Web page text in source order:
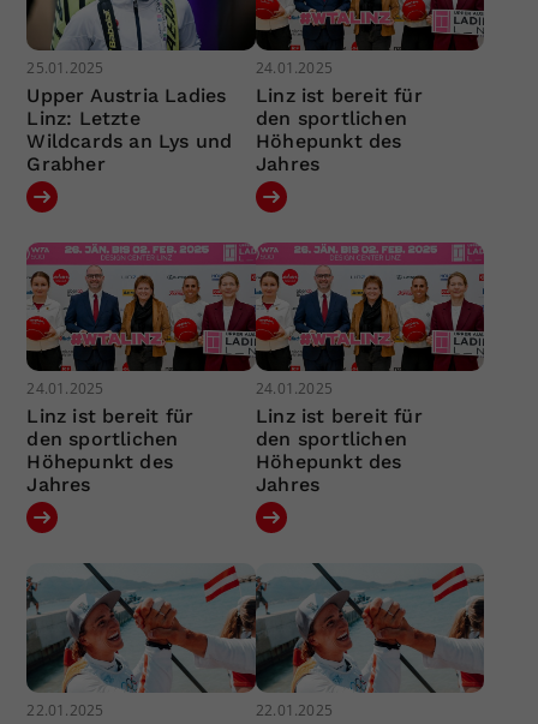
25.01.2025
Upper Austria Ladies
Linz: Letzte
Wildcards an Lys und
Grabher
24.01.2025
Linz ist bereit für
den sportlichen
Höhepunkt des
Jahres
24.01.2025
Linz ist bereit für
den sportlichen
Höhepunkt des
Jahres
24.01.2025
Linz ist bereit für
den sportlichen
Höhepunkt des
Jahres
22.01.2025 22.01.2025